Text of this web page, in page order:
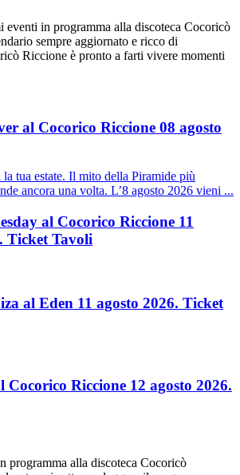
eventi in programma alla discoteca Cocoricò
sempre aggiornato e ricco di
Riccione è pronto a farti vivere momenti
al Cocorico Riccione 08 agosto
la tua estate. Il mito della Piramide più
ancora una volta. L’8 agosto 2026 vieni ...
al Cocorico Riccione 11
Ticket Tavoli
al Eden 11 agosto 2026. Ticket
Cocorico Riccione 12 agosto 2026.
programma alla discoteca Cocoricò